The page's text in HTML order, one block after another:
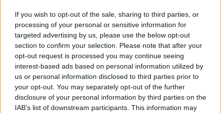
If you wish to opt-out of the sale, sharing to third parties, or
processing of your personal or sensitive information for
targeted advertising by us, please use the below opt-out
section to confirm your selection. Please note that after your
opt-out request is processed you may continue seeing
interest-based ads based on personal information utilized by
us or personal information disclosed to third parties prior to
your opt-out. You may separately opt-out of the further
disclosure of your personal information by third parties on the
IAB’s list of downstream participants. This information may